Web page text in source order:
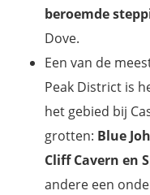
beroemde
Dove.
Een van de
Peak District is
het gebied bij
grotten: Blue
Cliff Cavern en
andere een